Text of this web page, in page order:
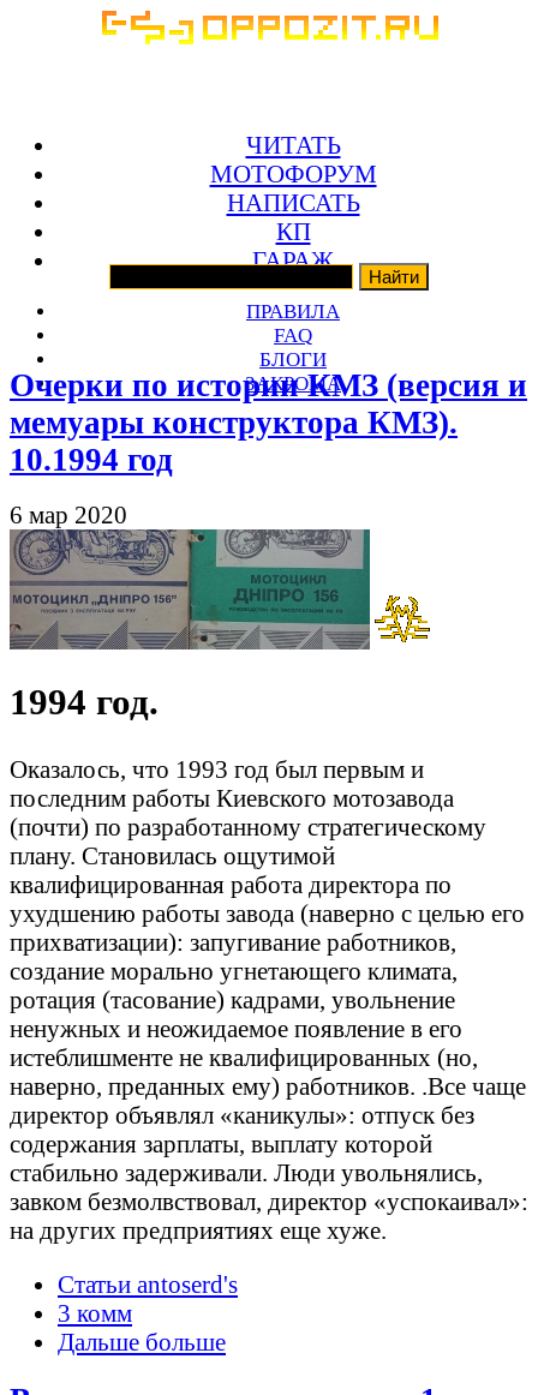
ЧИТАТЬ
МОТОФОРУМ
НАПИСАТЬ
КП
ГАРАЖ
ПРАВИЛА
FAQ
БЛОГИ
ЗАКРОМА
Очерки по истории КМЗ (версия и
мемуары конструктора КМЗ).
10.1994 год
6 мар 2020
1994 год.
Оказалось, что 1993 год был первым и
последним работы Киевского мотозавода
(почти) по разработанному стратегическому
плану. Становилась ощутимой
квалифицированная работа директора по
ухудшению работы завода (наверно с целью его
прихватизации): запугивание работников,
создание морально угнетающего климата,
ротация (тасование) кадрами, увольнение
ненужных и неожидаемое появление в его
истеблишменте не квалифицированных (но,
наверно, преданных ему) работников. .Все чаще
директор объявлял «каникулы»: отпуск без
содержания зарплаты, выплату которой
стабильно задерживали. Люди увольнялись,
завком безмолвствовал, директор «успокаивал»:
на других предприятиях еще хуже.
Статьи antoserd's
3 комм
Дальше больше